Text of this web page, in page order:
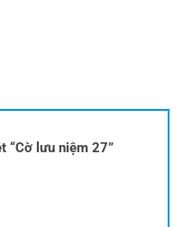
“Cờ lưu niệm 27”